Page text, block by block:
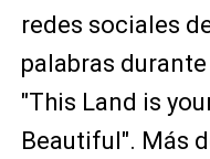
redes sociales
palabras
"This Land is
Beautiful". Más